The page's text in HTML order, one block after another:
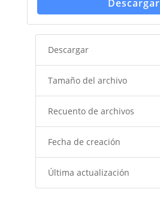
Descargar
Descargar
Tamaño del archivo
Recuento de archivos
Fecha de creación
Última actualización